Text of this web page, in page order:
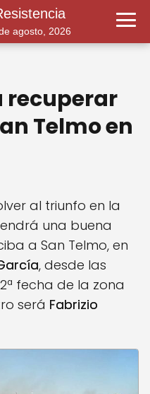
agosto, 2026
recuperar
Telmo en
al triunfo en la
una buena
a San Telmo, en
, desde las
fecha de la zona
será Fabrizio